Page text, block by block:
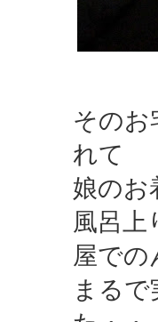
そのお
れて
娘のお
風呂上
屋での
まる